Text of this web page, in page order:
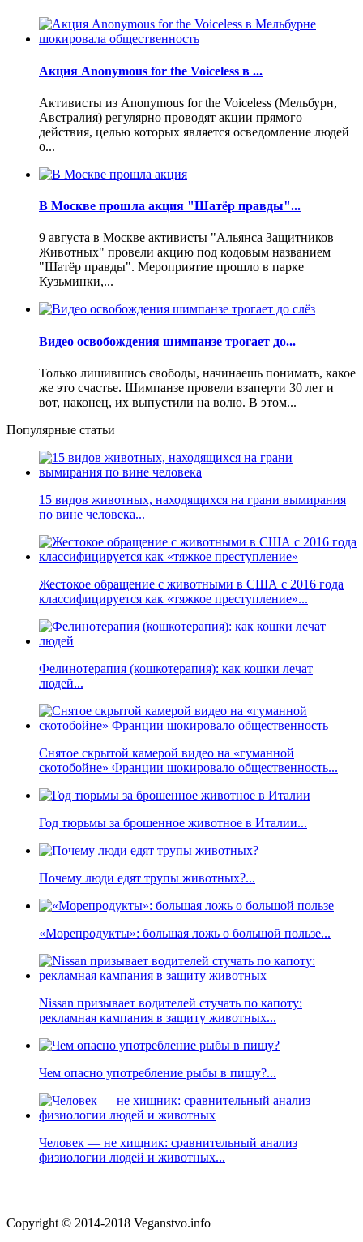
Акция Anonymous for the Voiceless в ...
Активисты из Anonymous for the Voiceless (Мельбурн,
Австралия) регулярно проводят акции прямого
действия, целью которых является осведомление людей
о...
В Москве прошла акция "Шатёр правды"...
9 августа в Москве активисты "Альянса Защитников
Животных" провели акцию под кодовым названием
"Шатёр правды". Мероприятие прошло в парке
Кузьминки,...
Видео освобождения шимпанзе трогает до...
Только лишившись свободы, начинаешь понимать, какое
же это счастье. Шимпанзе провели взаперти 30 лет и
вот, наконец, их выпустили на волю. В этом...
Популярные статьи
15 видов животных, находящихся на грани вымирания
по вине человека...
Жестокое обращение с животными в США с 2016 года
классифицируется как «тяжкое преступление»...
Фелинотерапия (кошкотерапия): как кошки лечат
людей...
Снятое скрытой камерой видео на «гуманной
скотобойне» Франции шокировало общественность...
Год тюрьмы за брошенное животное в Италии...
Почему люди едят трупы животных?...
«Морепродукты»: большая ложь о большой пользе...
Nissan призывает водителей стучать по капоту:
рекламная кампания в защиту животных...
Чем опасно употребление рыбы в пищу?...
Человек — не хищник: сравнительный анализ
физиологии людей и животных...
Copyright © 2014-2018 Veganstvo.info